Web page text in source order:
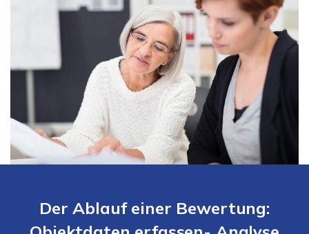
Der Ablauf einer Bewertung: